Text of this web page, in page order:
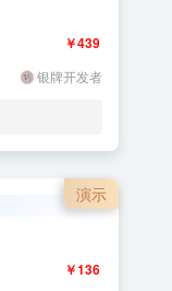
￥439
银牌开发者
演示
￥136